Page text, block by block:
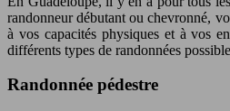
randonneur débutant ou chevronné,
à vos capacités physiques et à vos
différents types de randonnées
Randonnée pédestre